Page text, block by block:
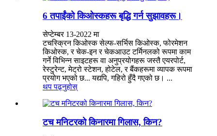
6 तपाईंको किओस्कहरू बृद्धि गर्न सुझावहरू।
सेप्टेम्बर 13-2022 मा
टचस्क्रिन किओस्क सेल्फ-सर्भिस किओस्क, फोरमेशन
किओस्क, र चेक-इन र चेकआउट टर्मिनलको रूपमा काम
गर्ने विभिन्न साइटहरू वा अनुप्रयोगहरू जस्तै एयरपोर्ट,
रेस्टुरेन्ट, मेट्रो स्टेशन, होटेल, र बैंकहरूमा व्यापक रूपमा
प्रयोग भएको छ... यद्यपि, गहिरो हुँदै गएको छ। ...
थप पढ्नुहोस्
टच मनिटरको किनारमा गिलास, किन?